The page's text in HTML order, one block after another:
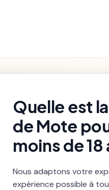
Quelle est
de Mote
moins de 18
Nous adaptons votre
expérience possible à